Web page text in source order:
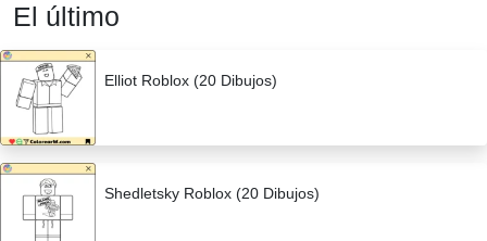
El último
Elliot Roblox (20 Dibujos)
Shedletsky Roblox (20 Dibujos)